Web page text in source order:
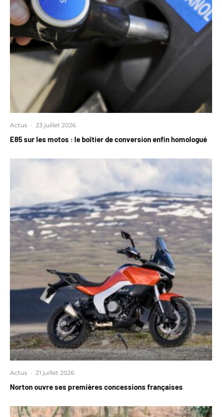
Actus · 23 juillet 2026
E85 sur les motos : le boîtier de conversion enfin homologué
Actus · 21 juillet 2026
Norton ouvre ses premières concessions françaises